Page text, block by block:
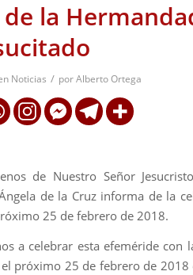
la
Noticias / porAlberto Ortega
de Nuestro Señor
de la Cruz informa de la
25 de febrero de 2018.
a celebrar esta efeméride con
próximo 25 de febrero de 2018